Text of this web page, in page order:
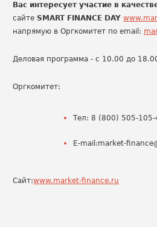
Вас интересует участие в
сайте SMART FINANCE DAY
напрямую в Оргкомитет по email:
Деловая программа - с 10.00 до
Оргкомитет:
Тел: 8 (800) 505-105-
E-mail:market-
Сайт:www.market-finance.ru